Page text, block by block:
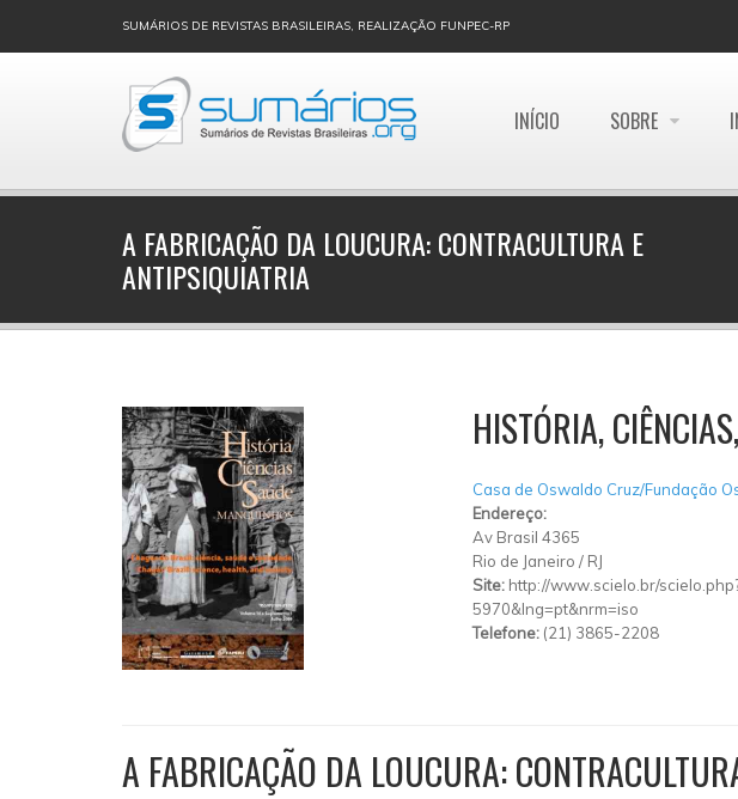
SUMÁRIOS DE REVISTAS BRASILEIRAS, REALIZAÇÃO FUNPEC-RP
INÍCIO SOBRE
A FABRICAÇÃO DA LOUCURA: CONTRACULTURA E
ANTIPSIQUIATRIA
HISTÓRIA,
Casa de Oswaldo Cruz/Fundação
Endereço:
Av Brasil 4365
Rio de Janeiro / RJ
Site: http://www.scielo.br/
5970&lng=pt&nrm=iso
Telefone: (21) 3865-2208
A FABRICAÇÃO DA LOUCURA: